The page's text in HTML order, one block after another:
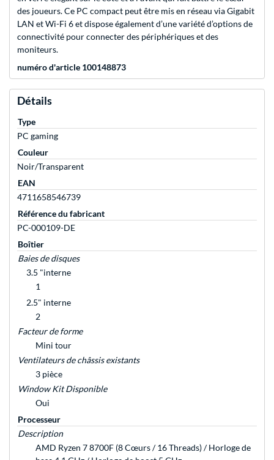
des joueurs. Ce PC compact peut être mis en réseau via Gigabit
LAN et Wi-Fi 6 et dispose également d’une variété d’options de
connectivité pour connecter des périphériques et des
moniteurs.
numéro d'article 100148873
Détails
Type
PC gaming
Couleur
Noir/Transparent
EAN
4711658546739
Référence du fabricant
PC-000109-DE
Boîtier
Baies de disques
3.5 "interne
1
2.5" interne
2
Facteur de forme
Mini tour
Ventilateurs de châssis existants
3 pièce
Window Kit Disponible
Oui
Processeur
Description
AMD Ryzen 7 8700F (8 Cœurs / 16 Threads) / Horloge de